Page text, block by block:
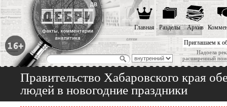
Приглашаем к
Надоела
расширенный
Главная Разделы Архив
Правительство Хабаровского края
людей в новогодние праздники